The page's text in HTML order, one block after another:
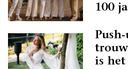
100
is het